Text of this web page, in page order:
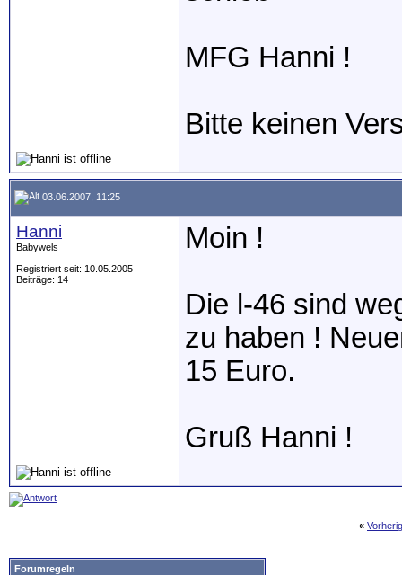
MFG Hanni !
Bitte keinen
03.06.2007, 11:25
Hanni
Babywels
Registriert seit: 10.05.2005
Beiträge: 14
Moin !
Die l-46 sind
zu haben !
15 Euro.
Gruß Hanni !
«
Forumregeln